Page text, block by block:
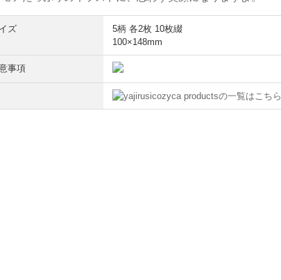
ズ
5柄 各2枚 10枚綴
100×148mm
事項
cozyca productsの一覧はこちら